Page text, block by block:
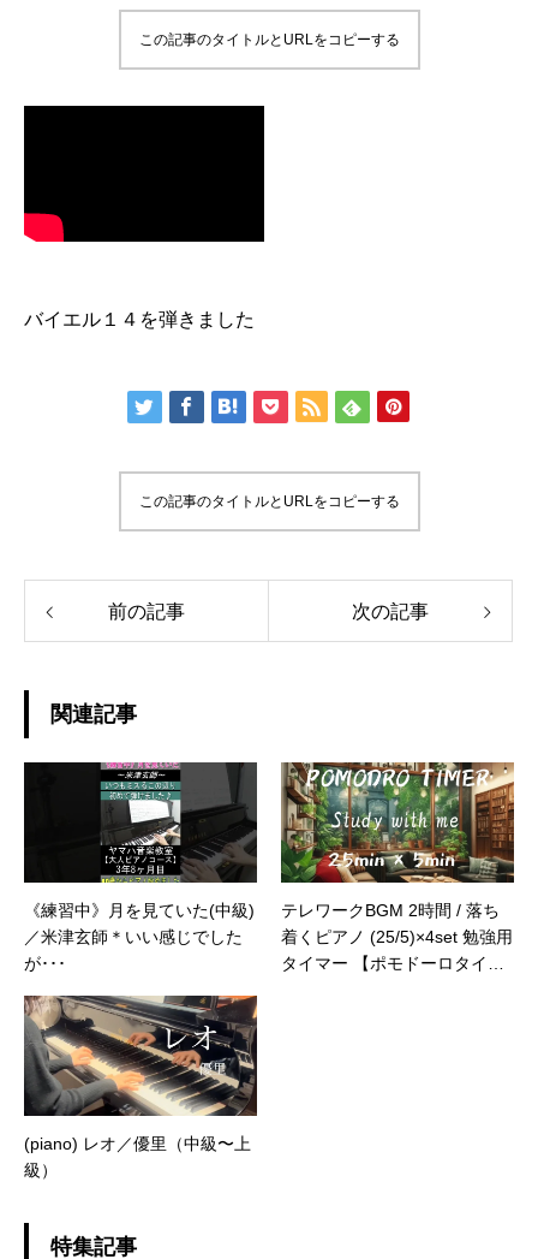
この記事のタイトルとURLをコピーする
バイエル１４を弾きました
この記事のタイトルとURLをコピーする
前の記事 次の記事
関連記事
《練習中》月を見ていた(中級)
／米津玄師＊いい感じでした
が･･･
テレワークBGM 2時間 / 落ち
着くピアノ (25/5)×4set 勉強用
タイマー 【ポモドーロタイマ
(piano) レオ／優里（中級〜上
級）
特集記事